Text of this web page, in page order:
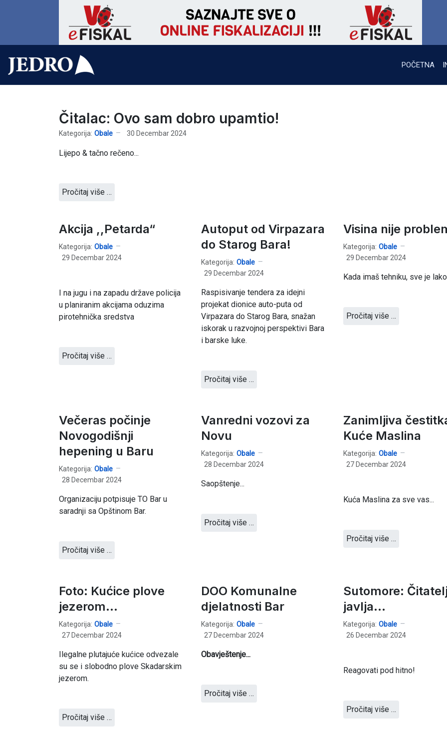
POČETNA
Čitalac: Ovo sam dobro upamtio!
Kategorija: Obale 30 Decembar 2024
Lijepo & tačno rečeno...
Pročitaj više …
Akcija ,,Petarda“
Kategorija: Obale
29 Decembar 2024
I na jugu i na zapadu države policija
u planiranim akcijama oduzima
pirotehnička sredstva
Pročitaj više …
Autoput od Virpazara
do Starog Bara!
Kategorija: Obale
29 Decembar 2024
Raspisivanje tendera za idejni
projekat dionice auto-puta od
Virpazara do Starog Bara, snažan
iskorak u razvojnoj perspektivi Bara
i barske luke.
Pročitaj više …
Visina nije
Kategorija: Obale
29 Decembar 2024
Kada imaš tehniku, sve je
Pročitaj više …
Večeras počinje
Novogodišnji
hepening u Baru
Kategorija: Obale
28 Decembar 2024
Organizaciju potpisuje TO Bar u
saradnji sa Opštinom Bar.
Pročitaj više …
Vanredni vozovi za
Novu
Kategorija: Obale
28 Decembar 2024
Saopštenje...
Pročitaj više …
Zanimljiva
Kuće Maslina
Kategorija: Obale
27 Decembar 2024
Kuća Maslina za sve vas...
Pročitaj više …
Foto: Kućice plove
jezerom...
Kategorija: Obale
27 Decembar 2024
Ilegalne plutajuće kućice odvezale
su se i slobodno plove Skadarskim
jezerom.
Pročitaj više …
DOO Komunalne
djelatnosti Bar
Kategorija: Obale
27 Decembar 2024
Obavještenje...
Pročitaj više …
Sutomore:
javlja...
Kategorija: Obale
26 Decembar 2024
Reagovati pod hitno!
Pročitaj više …